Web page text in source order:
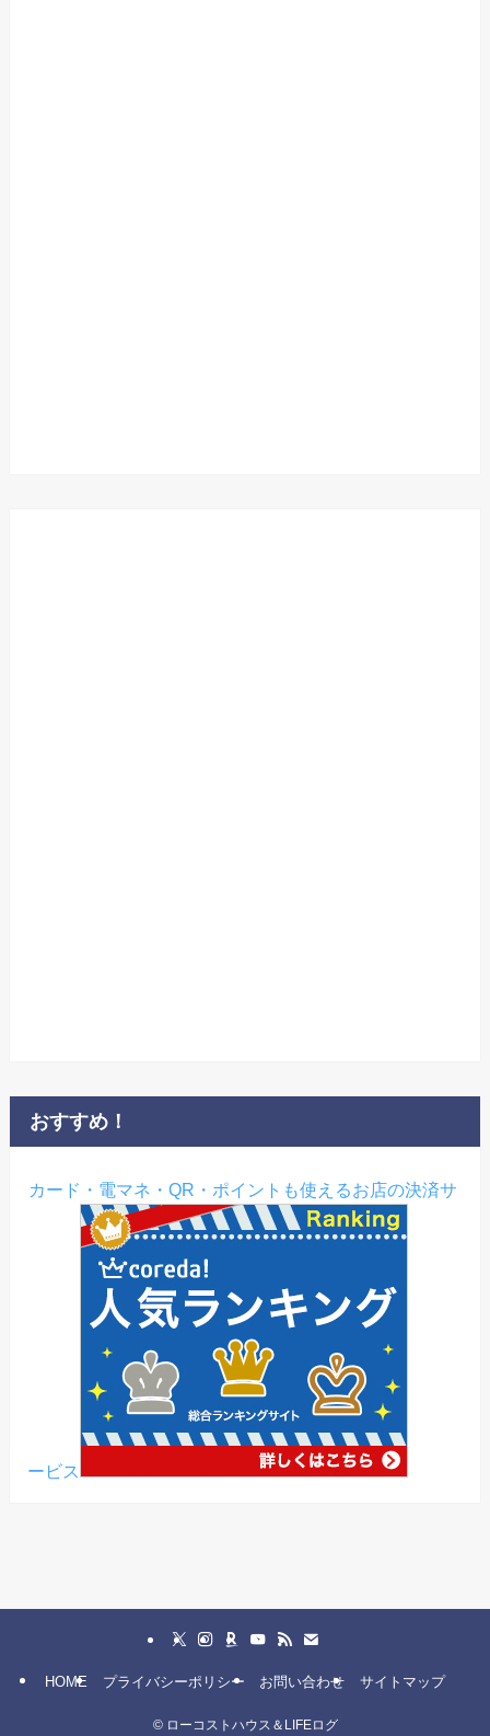
おすすめ！
カード・電マネ・QR・ポイントも使えるお店の決済サ
ービス
HOME プライバシーポリシー お問い合わせ サイトマップ
©ローコストハウス＆LIFEログ